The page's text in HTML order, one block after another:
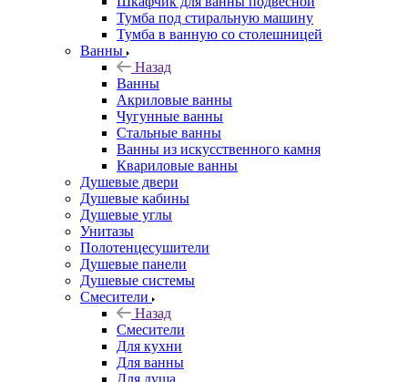
Тумба под стиральную машину
Тумба в ванную со столешницей
Ванны
Назад
Ванны
Акриловые ванны
Чугунные ванны
Стальные ванны
Ванны из искусственного камня
Квариловые ванны
Душевые двери
Душевые кабины
Душевые углы
Унитазы
Полотенцесушители
Душевые панели
Душевые системы
Смесители
Назад
Смесители
Для кухни
Для ванны
Для душа